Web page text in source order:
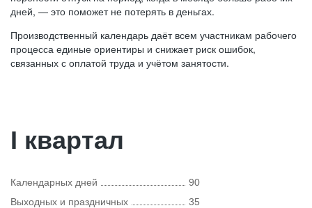
дней, — это поможет не потерять в деньгах.
Производственный календарь даёт всем участникам рабочего
процесса единые ориентиры и снижает риск ошибок,
связанных с оплатой труда и учётом занятости.
I квартал
Календарных дней
90
Выходных и праздничных
35